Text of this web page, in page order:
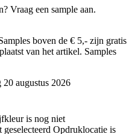
Vraag een sample aan.
boven de € 5,- zijn gratis
van het artikel. Samples
augustus 2026
is nog niet
Opdruklocatie is